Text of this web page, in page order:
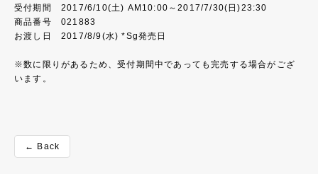
受付期間 2017/6/10(土) AM10:00～2017/7/30(日)23:30
商品番号 021883
お渡し日 2017/8/9(水) *Sg発売日
※数に限りがあるため、受付期間中であっても完売する場合がござ
います。
← Back